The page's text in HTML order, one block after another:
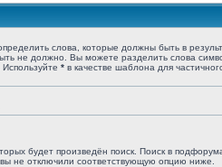
слова, которые должны быть в
не должно. Вы можете разделить слова
* в качестве шаблона для
будет произведён поиск. Поиск в
не отключили соответствующую опцию ниже.